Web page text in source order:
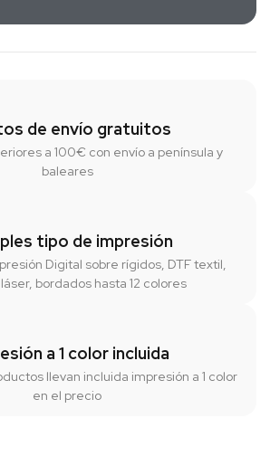
de envío gratuitos
a 100€ con envío a península y
baleares
tipo de impresión
Digital sobre rígidos, DTF textil,
láser, bordados hasta 12 colores
a 1 color incluida
llevan incluida impresión a 1 color
en el precio